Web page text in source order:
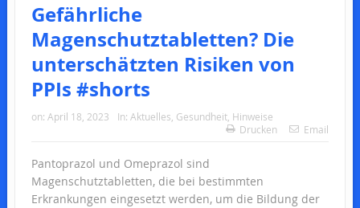
Gefährliche
Magenschutztabletten? Die
unterschätzten Risiken von
PPIs #shorts
on: April 18, 2023 In: Aktuelles, Gesundheit, Hinweise
Drucken
Email
Pantoprazol und Omeprazol sind
Magenschutztabletten, die bei bestimmten
Erkrankungen eingesetzt werden, um die Bildung der